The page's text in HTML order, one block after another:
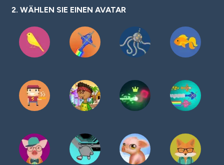
2. WÄHLEN SIE EINEN AVATAR